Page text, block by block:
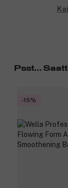
Psst...
-15%